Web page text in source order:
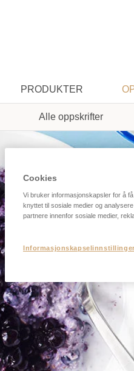
PRODUKTER
Alle oppskrifter
Cookies
Vi bruker informasjonskapsler for å
knyttet til sosiale medier og
partnere innenfor sosiale medier,
Informasjonskapselinnstillinger